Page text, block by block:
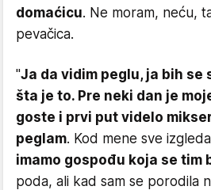
domaćicu. Ne moram, neću,
pevačica.
"Ja da vidim peglu, ja bih se
šta je to. Pre neki dan je
goste i prvi put videlo
peglam. Kod mene sve
imamo gospođu koja se tim
poda, ali kad sam se porodila